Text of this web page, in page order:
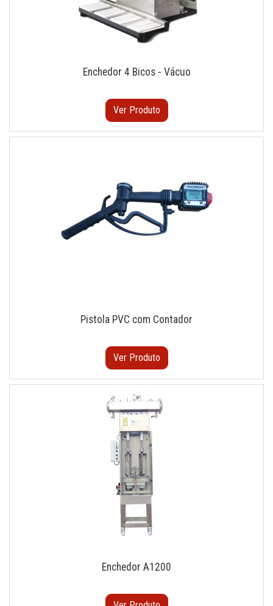
Enchedor 4 Bicos - Vácuo
Ver Produto
Pistola PVC com Contador
Ver Produto
Enchedor A1200